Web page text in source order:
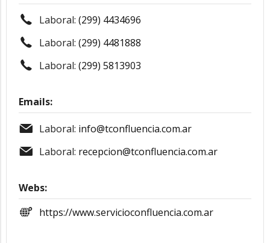
Laboral: (299) 4434696
Laboral: (299) 4481888
Laboral: (299) 5813903
Emails:
Laboral: info@tconfluencia.com.ar
Laboral: recepcion@tconfluencia.com.ar
Webs:
https://www.servicioconfluencia.com.ar